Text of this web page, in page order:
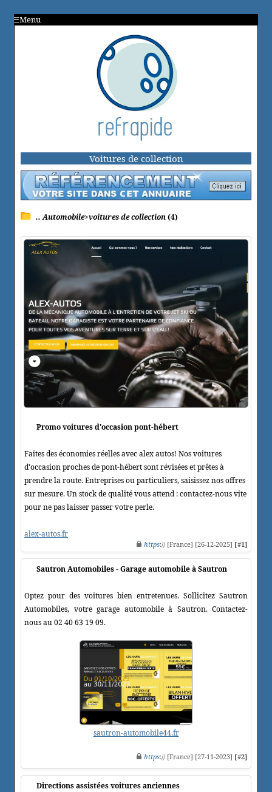
Menu
Voitures de collection
.. Automobile>voitures de collection(4)
Promo voitures d'occasion pont-hébert
Faites des économies réelles avec alex autos! Nos voitures
d'occasion proches de pont-hébert sont révisées et prêtes à
prendre la route. Entreprises ou particuliers, saisissez nos offres
sur mesure. Un stock de qualité vous attend : contactez-nous vite
pour ne pas laisser passer votre perle.
alex-autos.fr
https:// [France] [26-12-2025] [#1]
Sautron Automobiles - Garage automobile à Sautron
Optez pour des voitures bien entretenues. Sollicitez Sautron
Automobiles, votre garage automobile à Sautron. Contactez-
nous au 02 40 63 19 09.
sautron-automobile44.fr
https:// [France] [27-11-2023] [#2]
Directions assistées voitures anciennes